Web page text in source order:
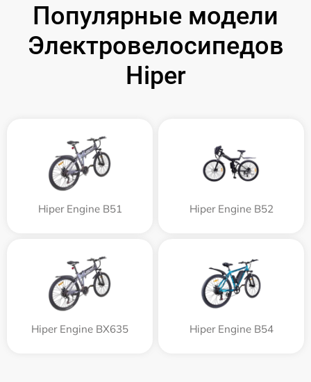
Популярные модели
Электровелосипедов
Hiper
Hiper Engine B51 Hiper Engine B52
Hiper Engine BX635 Hiper Engine B54